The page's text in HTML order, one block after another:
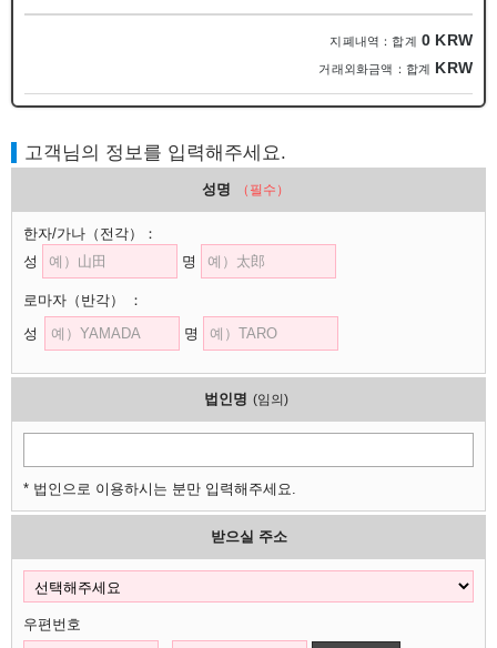
지폐내역：합계 0 KRW
거래외화금액：합계 KRW
고객님의 정보를 입력해주세요.
성명 （필수）
한자/가나 （전각）
：
성
명
로마자 （반각）
：
성
명
법인명 (임의)
* 법인으로 이용하시는 분만 입력해주세요.
받으실 주소
우편번호